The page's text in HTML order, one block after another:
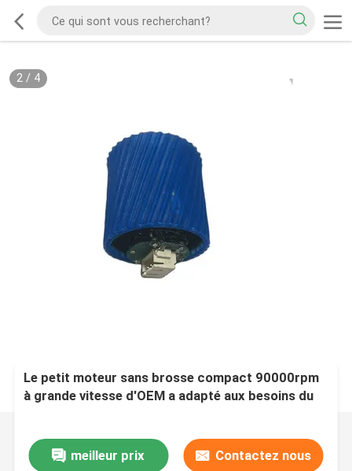
2/ 4
Le petit moteur sans brosse compact 90000rpm
à grande vitesse d'OEM a adapté aux besoins du
meilleur prix Contactez nous